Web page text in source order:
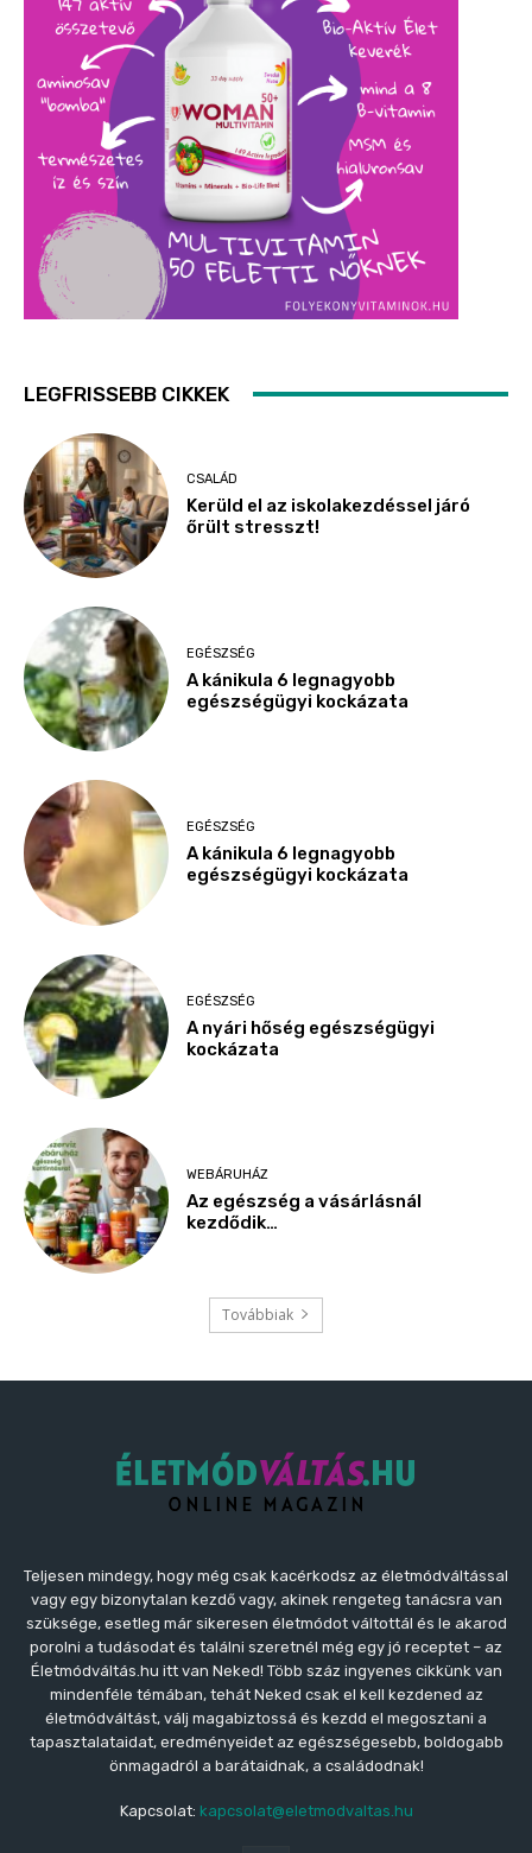
Teljesen mindegy, hogy még csak kacérkodsz az életmódváltással
vagy egy bizonytalan kezdő vagy, akinek rengeteg tanácsra van
szüksége, esetleg már sikeresen életmódot váltottál és le akarod
porolni a tudásodat és találni szeretnél még egy jó receptet – az
Életmódváltás.hu itt van Neked! Több száz ingyenes cikkünk van
mindenféle témában, tehát Neked csak el kell kezdened az
életmódváltást, válj magabiztossá és kezdd el megosztani a
tapasztalataidat, eredményeidet az egészségesebb, boldogabb
önmagadról a barátaidnak, a családodnak!
Kapcsolat: kapcsolat@eletmodvaltas.hu